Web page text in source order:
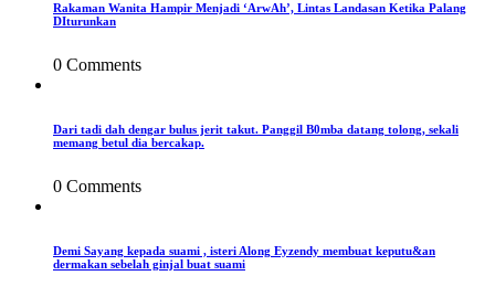
Rakaman Wanita Hampir Menjadi ‘ArwAh’, Lintas Landasan Ketika Palang
DIturunkan
0 Comments
Dari tadi dah dengar bulus jerit takut. Panggil B0mba datang tolong, sekali
memang betul dia bercakap.
0 Comments
Demi Sayang kepada suami , isteri Along Eyzendy membuat keputu&an
dermakan sebelah ginjal buat suami